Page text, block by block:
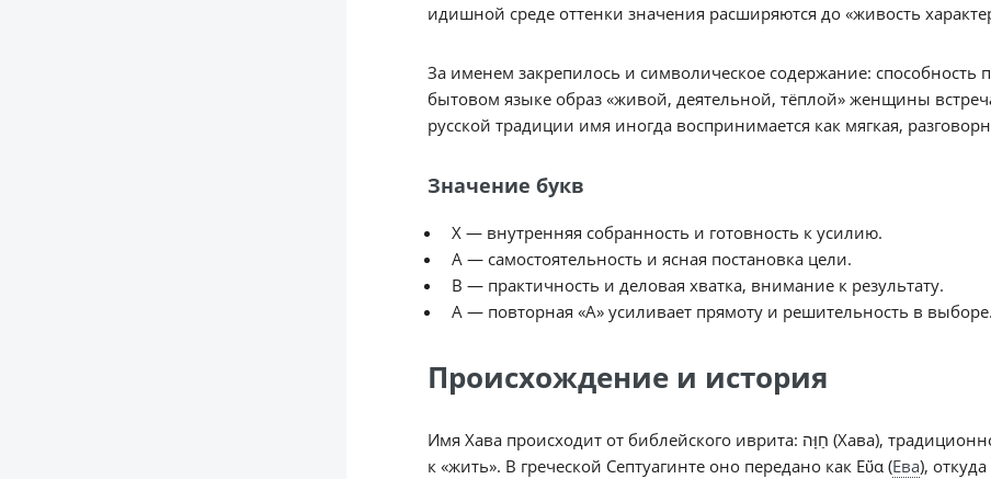
идишной среде оттенки значения расширяются до «живость
За именем закрепилось и символическое содержание: способность
бытовом языке образ «живой, деятельной, тёплой» женщины
русской традиции имя иногда воспринимается как мягкая,
Значение букв
Х — внутренняя собранность и готовность к усилию.
А — самостоятельность и ясная постановка цели.
В — практичность и деловая хватка, внимание к результату.
А — повторная «А» усиливает прямоту и решительность в выборе.
Происхождение и история
Имя Хава происходит от библейского иврита: חַוָּה (Хава), традиционно объясняемого через корень ח-ו-ה/ח-י-ה, близкий
к «жить». В греческой Септуагинте оно передано как Εὕα (Ева),